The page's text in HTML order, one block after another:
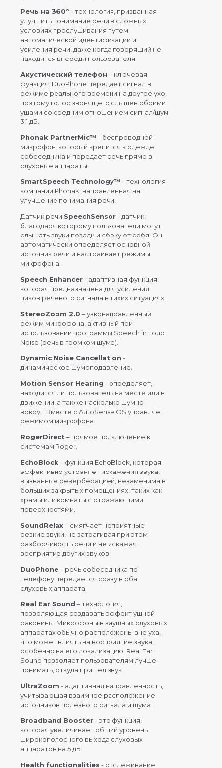
Речь на 360° - технология, призванная
улучшить понимание речи в сложных
условиях прослушивания путем
автоматической идентификации и
усиления речи, даже когда говорящий не
находится впереди пользователя.
Акустический телефон - ключевая
функция: DuoPhone передает сигнал в
режиме реального времени на другое ухо,
поэтому голос звонящего слышен обоими
ушами со средним отношением сигнал/шум
3,1 дБ.
Phonak PartnerMic™ - беспроводной
микрофон, который крепится к одежде
собеседника и передает речь прямо в
слуховые аппараты.
SmartSpeech Technology™ - технология
компании Phonak, направленная на
улучшение понимания речи.
Датчик речи SpeechSensor- датчик,
благодаря которому пользователи могут
слышать звуки позади и сбоку от себя. Он
автоматически определяет основной
источник речи и настраивает режимы
микрофона.
Speech Enhancer- адаптивная функция,
которая предназначена для усиления
пиков речевого сигнала в тихих ситуациях.
StereoZoom 2.0 – узконаправленный
режим микрофона, активный при
использовании программы Speech in Loud
Noise (речь в громком шуме).
Dynamic Noise Cancellation -
динамическое шумоподавление.
Motion Sensor Hearing - определяет,
находится ли пользователь на месте или в
движении, а также насколько шумно
вокруг. Вместе с AutoSense OS управляет
режимом микрофона.
RogerDirect – прямое подключение к
системам Roger.
EchoBlock – функция EchoBlock, которая
эффективно устраняет искажения звука,
вызванные реверберацией, незаменима в
больших закрытых помещениях, таких как
храмы или комнаты с отражающими
поверхностями.
SoundRelax– смягчает неприятные
резкие звуки, не затрагивая при этом
разборчивость речи и не искажая
восприятие других звуков.
DuoPhone– речь собеседника по
телефону передается сразу в оба
слуховых аппарата.
Real Ear Sound – технология,
позволяющая создавать эффект ушной
раковины. Микрофоны в заушных слуховых
аппаратах обычно расположены вне уха,
что может влиять на восприятие звука,
особенно на его локализацию. Real Ear
Sound позволяет пользователям лучше
понимать, откуда пришел звук.
UltraZoom - адаптивная направленность,
учитывающая взаимное расположение
источников полезного сигнала и шума.
Broadband Booster- это функция,
которая увеличивает общий уровень
широкополосного выхода слуховых
аппаратов на 5 дБ.
Health functionalities - отслеживание